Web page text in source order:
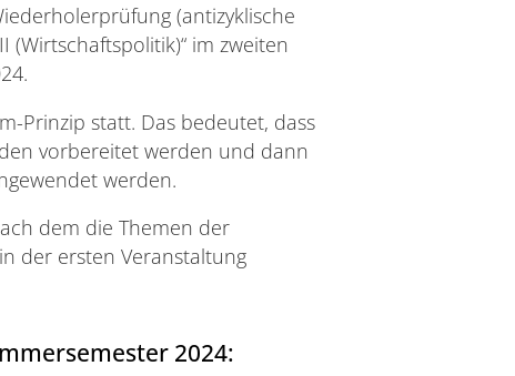
(antizyklische
(Wirtschaftspolitik)“ im zweiten
Prinzip statt. Das bedeutet, dass
vorbereitet werden und dann
werden.
dem die Themen der
der ersten Veranstaltung
2024: